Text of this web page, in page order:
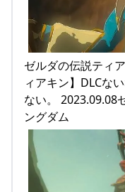
ゼルダの伝説ティ
ィアキン】DLCな
ない。 2023.09.08
ングダム